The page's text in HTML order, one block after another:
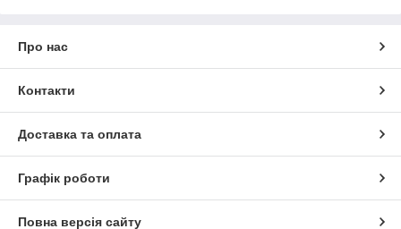
Про нас
Контакти
Доставка та оплата
Графік роботи
Повна версія сайту